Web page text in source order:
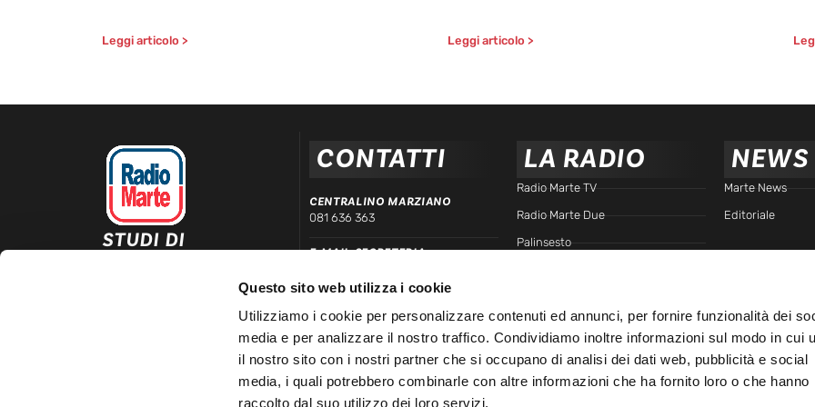
Questo sito web utilizza i cookie
Utilizziamo i cookie per personalizzare contenuti ed annunci, per fornire funzionalità dei
media e per analizzare il nostro traffico. Condividiamo inoltre informazioni sul modo in cui
il nostro sito con i nostri partner che si occupano di analisi dei dati web, pubblicità e social
media, i quali potrebbero combinarle con altre informazioni che ha fornito loro o che hanno
raccolto dal suo utilizzo dei loro servizi.
Leggi articolo > Leggi articolo >
STUDI DI
Via Comunale Tavernola, 166/b
CONTATTI
CENTRALINO MARZIANO
081 636 363
E-MAIL SEGRETERIA
339 666 99 90
LINEA COMMERCIALE
LA RADIO
Radio Marte TV
Radio Marte Due
Palinsesto
Podcast - Brain Station
Podcast - Gente di Marte
Marte Replay
NEWS
Marte News
Editoriale